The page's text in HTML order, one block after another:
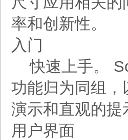
率和创新性。
入门
快速上手。
功能归为同组
演示和直观的提
用户界面